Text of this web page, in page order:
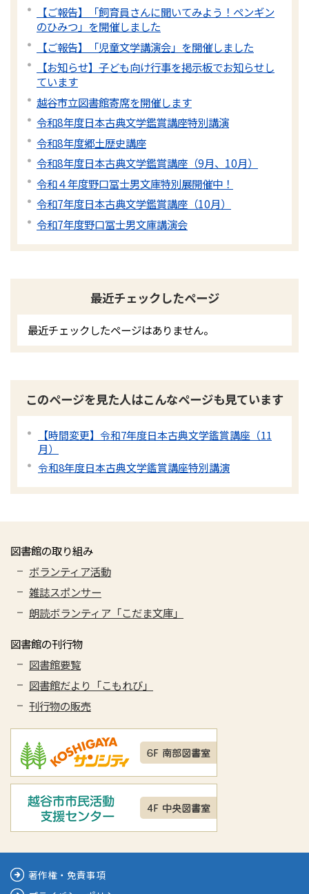
【ご報告】「飼育員さんに聞いてみよう！ペンギン
のひみつ」を開催しました
【ご報告】「児童文学講演会」を開催しました
【お知らせ】子ども向け行事を掲示板でお知らせし
ています
越谷市立図書館寄席を開催します
令和8年度日本古典文学鑑賞講座特別講演
令和8年度郷土歴史講座
令和8年度日本古典文学鑑賞講座（9月、10月）
令和４年度野口冨士男文庫特別展開催中！
令和7年度日本古典文学鑑賞講座（10月）
令和7年度野口冨士男文庫講演会
最近チェックしたページ
最近チェックしたページはありません。
このページを見た人はこんなページも見ています
【時間変更】令和7年度日本古典文学鑑賞講座（11
月）
令和8年度日本古典文学鑑賞講座特別講演
図書館の取り組み
ボランティア活動
雑誌スポンサー
朗読ボランティア「こだま文庫」
図書館の刊行物
図書館要覧
図書館だより「こもれび」
刊行物の販売
著作権・免責事項